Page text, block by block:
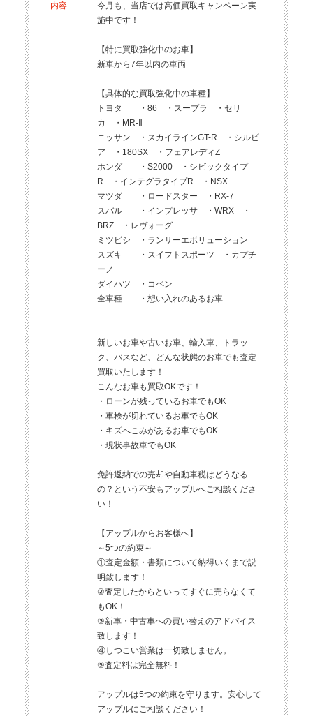
内容
今月も、当店では高価買取キャンペーン実
施中です！
【特に買取強化中のお車】
新車から7年以内の車両
【具体的な買取強化中の車種】
トヨタ ・86 ・スープラ ・セリ
カ ・MR-Ⅱ
ニッサン ・スカイラインGT-R ・シルビ
ア ・180SX ・フェアレディZ
ホンダ ・S2000 ・シビックタイプ
R ・インテグラタイプR ・NSX
マツダ ・ロードスター ・RX-7
スバル ・インプレッサ ・WRX ・
BRZ ・レヴォーグ
ミツビシ ・ランサーエボリューション
スズキ ・スイフトスポーツ ・カプチ
ーノ
ダイハツ ・コペン
全車種 ・想い入れのあるお車
新しいお車や古いお車、輸入車、トラッ
ク、バスなど、どんな状態のお車でも査定
買取いたします！
こんなお車も買取OKです！
・ローンが残っているお車でもOK
・車検が切れているお車でもOK
・キズへこみがあるお車でもOK
・現状事故車でもOK
免許返納での売却や自動車税はどうなる
の？という不安もアップルへご相談くださ
い！
【アップルからお客様へ】
～5つの約束～
①査定金額・書類について納得いくまで説
明致します！
②査定したからといってすぐに売らなくて
もOK！
③新車・中古車への買い替えのアドバイス
致します！
④しつこい営業は一切致しません。
⑤査定料は完全無料！
アップルは5つの約束を守ります。安心して
アップルにご相談ください！